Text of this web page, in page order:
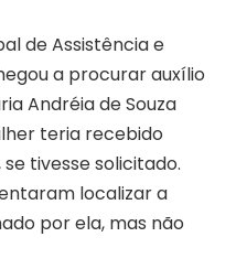
de Assistência e
a procurar auxílio
Andréia de Souza
teria recebido
tivesse solicitado.
localizar a
por ela, mas não